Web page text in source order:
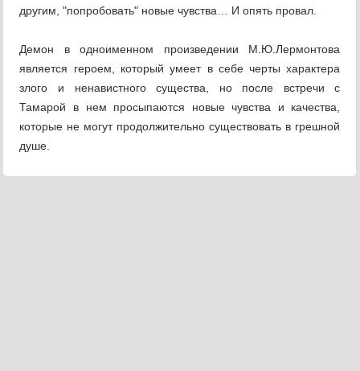
другим, "попробовать" новые чувства… И опять провал.
Демон в одноименном произведении М.Ю.Лермонтова
является героем, который умеет в себе черты характера
злого и ненавистного существа, но после встречи с
Тамарой в нем просыпаются новые чувства и качества,
которые не могут продолжительно существовать в грешной
душе.